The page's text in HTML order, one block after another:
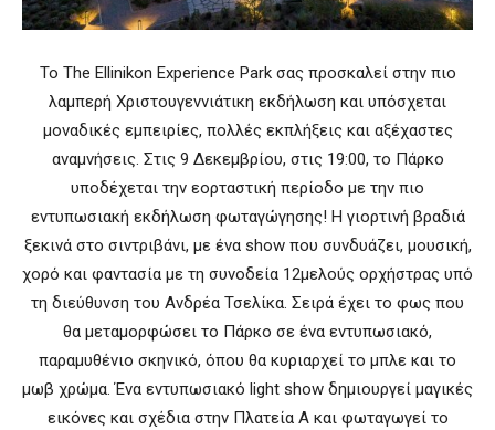
Το The Ellinikon Experience Park σας προσκαλεί στην πιο
λαμπερή Χριστουγεννιάτικη εκδήλωση και υπόσχεται
μοναδικές εμπειρίες, πολλές εκπλήξεις και αξέχαστες
αναμνήσεις. Στις 9 Δεκεμβρίου, στις 19:00, το Πάρκο
υποδέχεται την εορταστική περίοδο με την πιο
εντυπωσιακή εκδήλωση φωταγώγησης! Η γιορτινή βραδιά
ξεκινά στο σιντριβάνι, με ένα show που συνδυάζει, μουσική,
χορό και φαντασία με τη συνοδεία 12μελούς ορχήστρας υπό
τη διεύθυνση του Ανδρέα Τσελίκα. Σειρά έχει το φως που
θα μεταμορφώσει το Πάρκο σε ένα εντυπωσιακό,
παραμυθένιο σκηνικό, όπου θα κυριαρχεί το μπλε και το
μωβ χρώμα. Ένα εντυπωσιακό light show δημιουργεί μαγικές
εικόνες και σχέδια στην Πλατεία Α και φωταγωγεί το